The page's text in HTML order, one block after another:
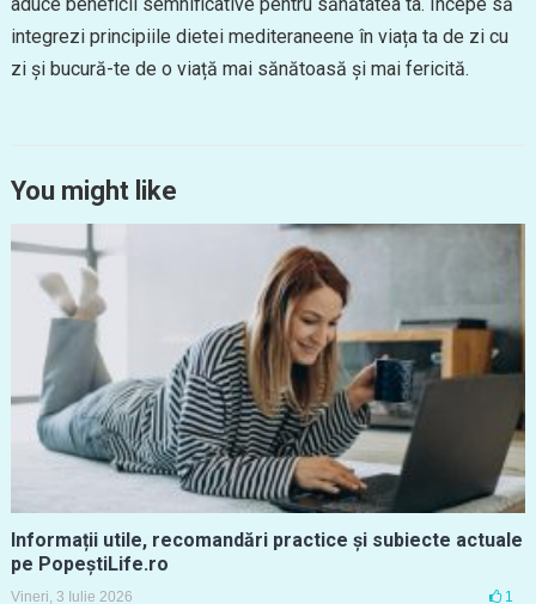
integrezi principiile dietei mediteraneene în viața ta de zi cu
zi și bucură-te de o viață mai sănătoasă și mai fericită.
You might like
Informații utile, recomandări practice și subiecte actuale
pe PopeștiLife.ro
Vineri, 3 Iulie 2026 1